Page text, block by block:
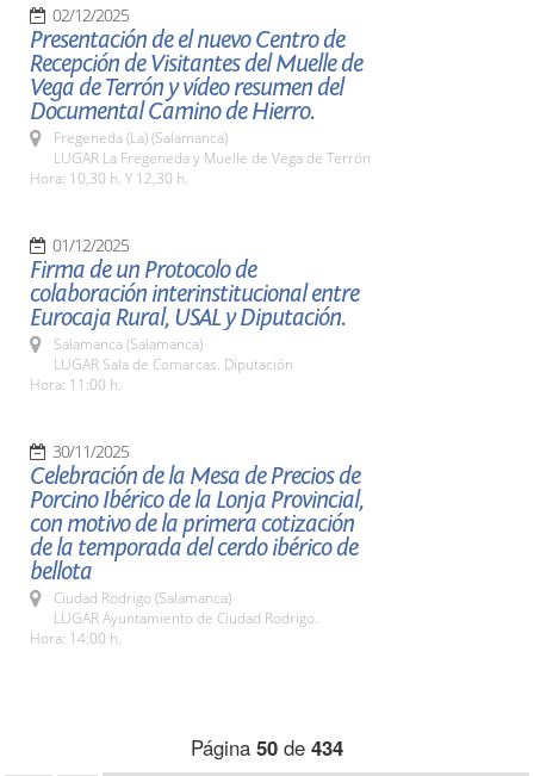
02/12/2025
Presentación de el nuevo Centro de
Recepción de Visitantes del Muelle de
Vega de Terrón y vídeo resumen del
Documental Camino de Hierro.
Fregeneda (La) (Salamanca)
LUGAR La Fregeneda y Muelle de Vega de Terrón
Hora: 10,30 h. Y 12,30 h.
01/12/2025
Firma de un Protocolo de
colaboración interinstitucional entre
Eurocaja Rural, USAL y Diputación.
Salamanca (Salamanca)
LUGAR Sala de Comarcas. Diputación
Hora: 11:00 h.
30/11/2025
Celebración de la Mesa de Precios de
Porcino Ibérico de la Lonja Provincial,
con motivo de la primera cotización
de la temporada del cerdo ibérico de
bellota
Ciudad Rodrigo (Salamanca)
LUGAR Ayuntamiento de Ciudad Rodrigo.
Hora: 14:00 h.
Página 50 de 434